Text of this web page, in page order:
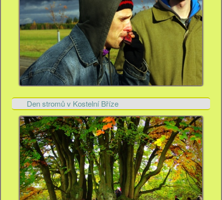
Den stromů v Kostelní Bříze